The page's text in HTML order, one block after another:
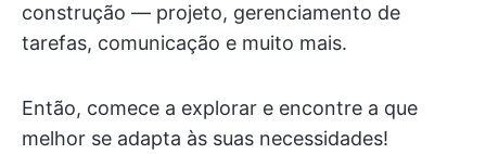
construção — projeto, gerenciamento de
tarefas, comunicação e muito mais.
Então, comece a explorar e encontre a que
melhor se adapta às suas necessidades!